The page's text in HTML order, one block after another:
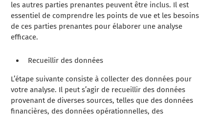
les autres parties prenantes peuvent être inclus. Il est
essentiel de comprendre les points de vue et les besoins
de ces parties prenantes pour élaborer une analyse
efficace.
Recueillir des données
L’étape suivante consiste à collecter des données pour
votre analyse. Il peut s’agir de recueillir des données
provenant de diverses sources, telles que des données
financières, des données opérationnelles, des